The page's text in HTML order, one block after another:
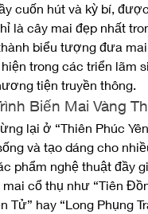
cuốn hút và kỳ bí,
là cây mai đẹp nhất
biểu tượng đưa
trong các triển lãm
tiện truyền thông.
Biến Mai Vàng
lại ở “Thiên Phúc
và tạo dáng cho
phẩm nghệ thuật đầy
cổ thụ như “Tiên
Tử” hay “Long Phụng